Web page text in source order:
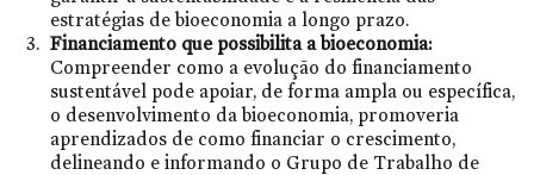
estratégias de bioeconomia a longo prazo.
Financiamento que possibilita a bioeconomia:
Compreender como a evolução do financiamento
sustentável pode apoiar, de forma ampla ou específica,
o desenvolvimento da bioeconomia, promoveria
aprendizados de como financiar o crescimento,
delineando e informando o Grupo de Trabalho de